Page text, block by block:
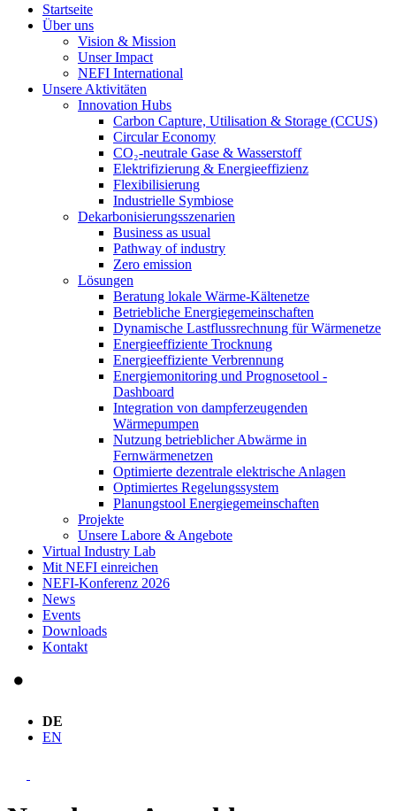
Startseite
Über uns
Vision & Mission
Unser Impact
NEFI International
Unsere Aktivitäten
Innovation Hubs
Carbon Capture, Utilisation & Storage (CCUS)
Circular Economy
CO₂-neutrale Gase & Wasserstoff
Elektrifizierung & Energieeffizienz
Flexibilisierung
Industrielle Symbiose
Dekarbonisierungs­szenarien
Business as usual
Pathway of industry
Zero emission
Lösungen
Beratung lokale Wärme-Kältenetze
Betriebliche Energiegemeinschaften
Dynamische Lastflussrechnung für Wärmenetze
Energieeffiziente Trocknung
Energieeffiziente Verbrennung
Energiemonitoring und Prognosetool -
Dashboard
Integration von dampferzeugenden
Wärmepumpen
Nutzung betrieblicher Abwärme in
Fernwärmenetzen
Optimierte dezentrale elektrische Anlagen
Optimiertes Regelungssystem
Planungstool Energiegemeinschaften
Projekte
Unsere Labore & Angebote
Virtual Industry Lab
Mit NEFI einreichen
NEFI-Konferenz 2026
News
Events
Downloads
Kontakt
DE
EN